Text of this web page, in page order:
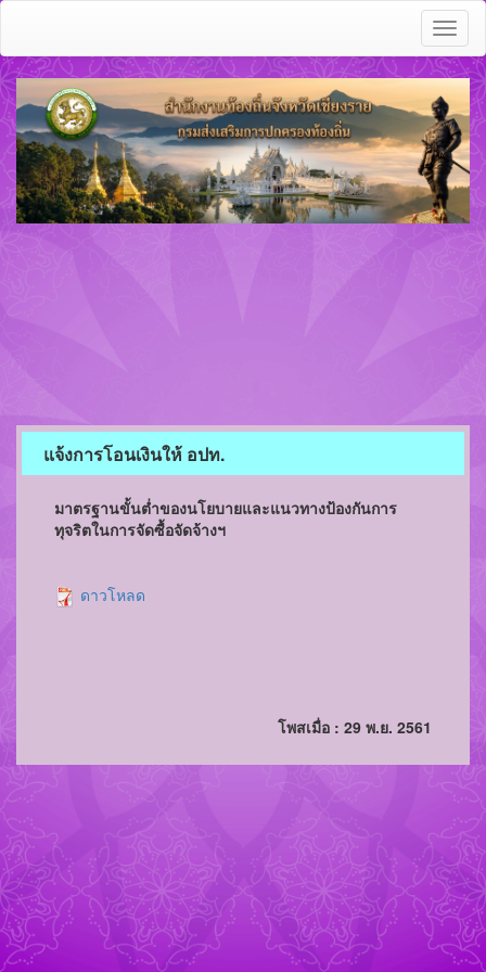
แจ้งการโอนเงินให้ อปท.
มาตรฐานขั้นต่ำของนโยบายและแนวทางป้องกันการ
ทุจริตในการจัดซื้อจัดจ้างฯ
ดาวโหลด
โพสเมื่อ : 29 พ.ย. 2561